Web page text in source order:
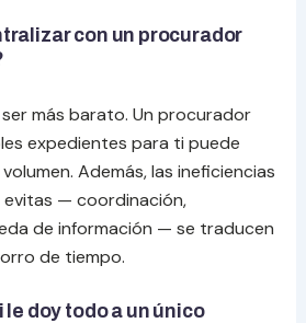
con un procurador
ser más barato. Un procurador
expedientes para ti puede
Además, las ineficiencias
— coordinación,
de información — se traducen
de tiempo.
doy todo a un único